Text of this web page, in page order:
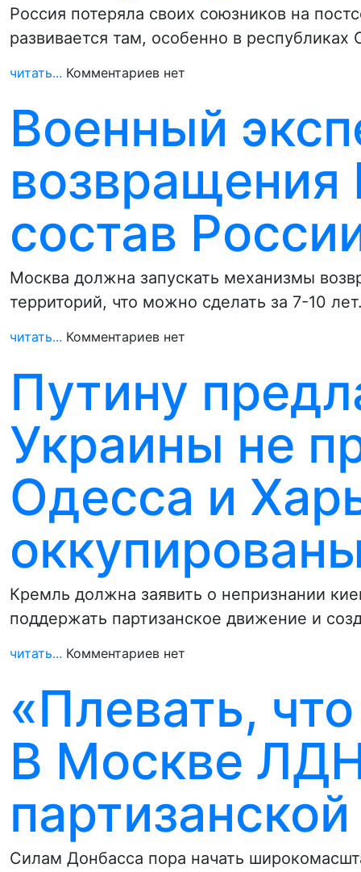
Россия потеряла своих союзников на
развивается там, особенно в
читать... Комментариев нет
Военный
возвращения
состав
Москва должна запускать механизмы
территорий, что можно сделать за 7-10
читать... Комментариев нет
Путину
Украины не
Одесса и
Кремль должна заявить о непризнании
поддержать партизанское движение и
читать... Комментариев нет
«Плевать,
В Москве
Силам Донбасса пора начать